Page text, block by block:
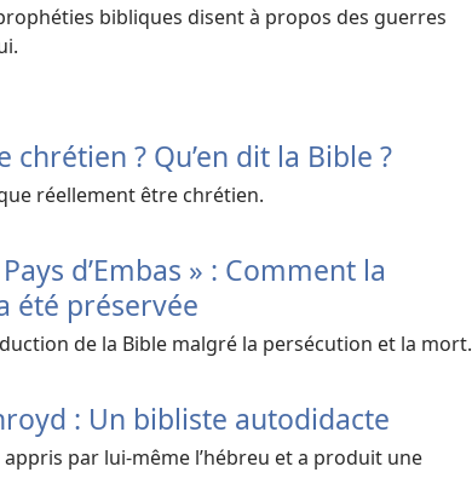
bibliques disent à propos des guerres
? Qu’en dit la Bible ?
réellement être chrétien.
d’Embas » : Comment la
été préservée
de la Bible malgré la persécution et la mort.
: Un bibliste autodidacte
par lui-même l’hébreu et a produit une